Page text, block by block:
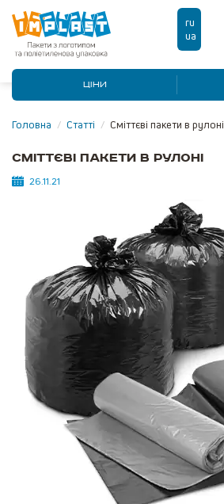
ru
ua
ЦІНИ
Головна / Статті / Сміттєві пакети в рулоні
Сміттєві пакети в рулоні
26.11.21